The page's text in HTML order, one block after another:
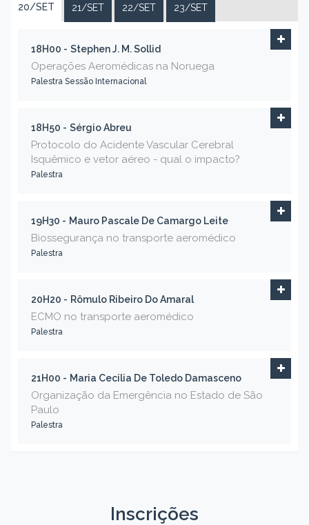
20/SET 21/SET 22/SET 23/SET
18H00 - Stephen J. M. Sollid
Operações Aeromédicas na Noruega
Palestra Sessão Internacional
18H50 - Sérgio Abreu
Protocolo do Acidente Vascular Cerebral
Isquêmico e vetor aéreo - qual o impacto?
Palestra
19H30 - Mauro Pascale De Camargo Leite
Biossegurança no transporte aeromédico
Palestra
20H20 - Rômulo Ribeiro Do Amaral
ECMO no transporte aeromédico
Palestra
21H00 - Maria Cecilia De Toledo Damasceno
Organização da Emergência no Estado de São
Paulo
Palestra
Inscrições